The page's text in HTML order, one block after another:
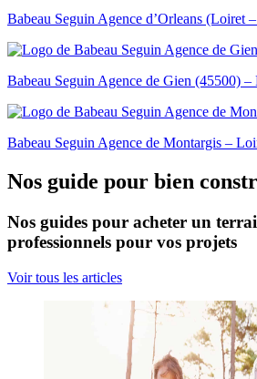
Babeau Seguin Agence d’Orleans (Loiret
Babeau Seguin Agence de Gien (45500)
Babeau Seguin Agence de Montargis –
Nos guide pour bien
Nos guides pour acheter un
professionnels pour vos projets
Voir tous les articles